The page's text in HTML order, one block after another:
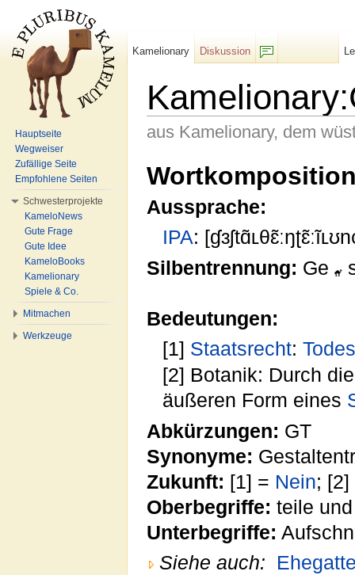
aus Kamelionary, dem
Aussprache:
IPA:
Silbentrennung: Ge
Bedeutungen:
[1] Staatsrecht:
[2] Botanik: Durch
äußeren Form eines
Abkürzungen: GT
Synonyme:
Zukunft: [1] = Nein;
Oberbegriffe: teile
Unterbegriffe:
Siehe auch:
Kamelionary
Diskussion
Hauptseite
Wegweiser
Zufällige Seite
Empfohlene Seiten
Schwesterprojekte
KameloNews
Gute Frage
Gute Idee
KameloBooks
Kamelionary
Spiele & Co.
Mitmachen
Werkzeuge